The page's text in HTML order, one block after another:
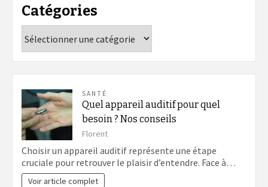
Catégories
SANTÉ
Quel appareil auditif pour quel
besoin ? Nos conseils
Florent
Choisir un appareil auditif représente une étape
cruciale pour retrouver le plaisir d’entendre. Face à…
Voir article complet